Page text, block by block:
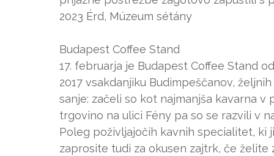
2023 Érd, Múzeum sétány
Budapest Coffee Stand
17. februarja je Budapest Coffee Stand
2017 vsakdanjiku Budimpeščanov,
sanje: začeli so kot najmanjša kavarna
trgovino na ulici Fény pa so se razvili v
Poleg poživljajočih kavnih specialitet,
zaprosite tudi za okusen zajtrk, če želite